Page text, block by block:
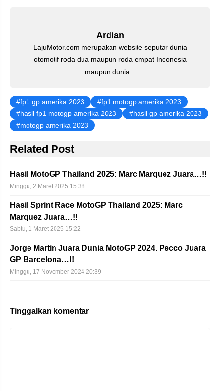
Ardian
LajuMotor.com merupakan website seputar dunia
otomotif roda dua maupun roda empat Indonesia
maupun dunia...
fp1 gp amerika 2023
fp1 motogp amerika 2023
hasil fp1 motogp amerika 2023
hasil gp amerika 2023
motogp amerika 2023
Related Post
Hasil MotoGP Thailand 2025: Marc Marquez Juara…!!
Minggu, 2 Maret 2025 15:38
Hasil Sprint Race MotoGP Thailand 2025: Marc
Marquez Juara…!!
Sabtu, 1 Maret 2025 15:22
Jorge Martin Juara Dunia MotoGP 2024, Pecco Juara
GP Barcelona…!!
Minggu, 17 November 2024 20:39
Tinggalkan komentar